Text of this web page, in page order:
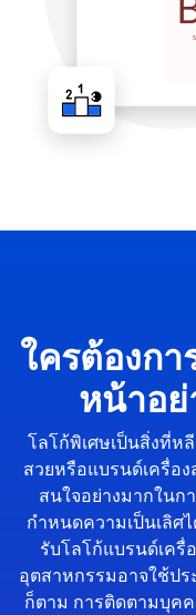
ใครต้องก
หน้าอย่
โลโก้พิเศษเป็นสิ่งที่ห
สวยหรือแบรนด์เครื่อ
สนใจอย่างมากใน
กำหนดความเป็นเลิศ
รับโลโก้แบรนด์เครื่
อุตสาหกรรมอาจใช้ปร
ก็ตาม การติดตามบุค